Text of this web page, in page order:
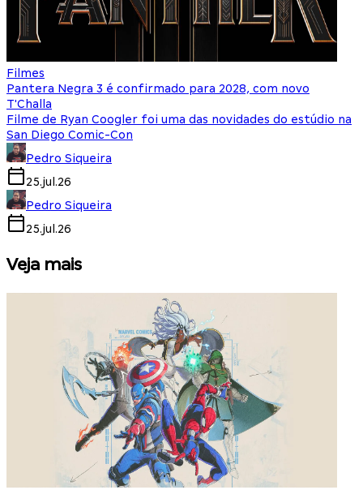
Filmes
Pantera Negra 3 é confirmado para 2028, com novo
T'Challa
Filme de Ryan Coogler foi uma das novidades do estúdio na
San Diego Comic-Con
Pedro Siqueira
25.jul.26
Pedro Siqueira
25.jul.26
Veja mais